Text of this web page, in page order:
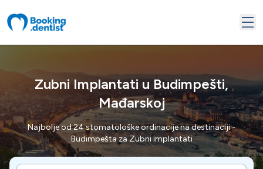
Zubni Implantati u Budimpešti,
Mađarskoj
Najbolje od 24 stomatološke ordinacije na destinaciji -
Budimpešta za Zubni implantati